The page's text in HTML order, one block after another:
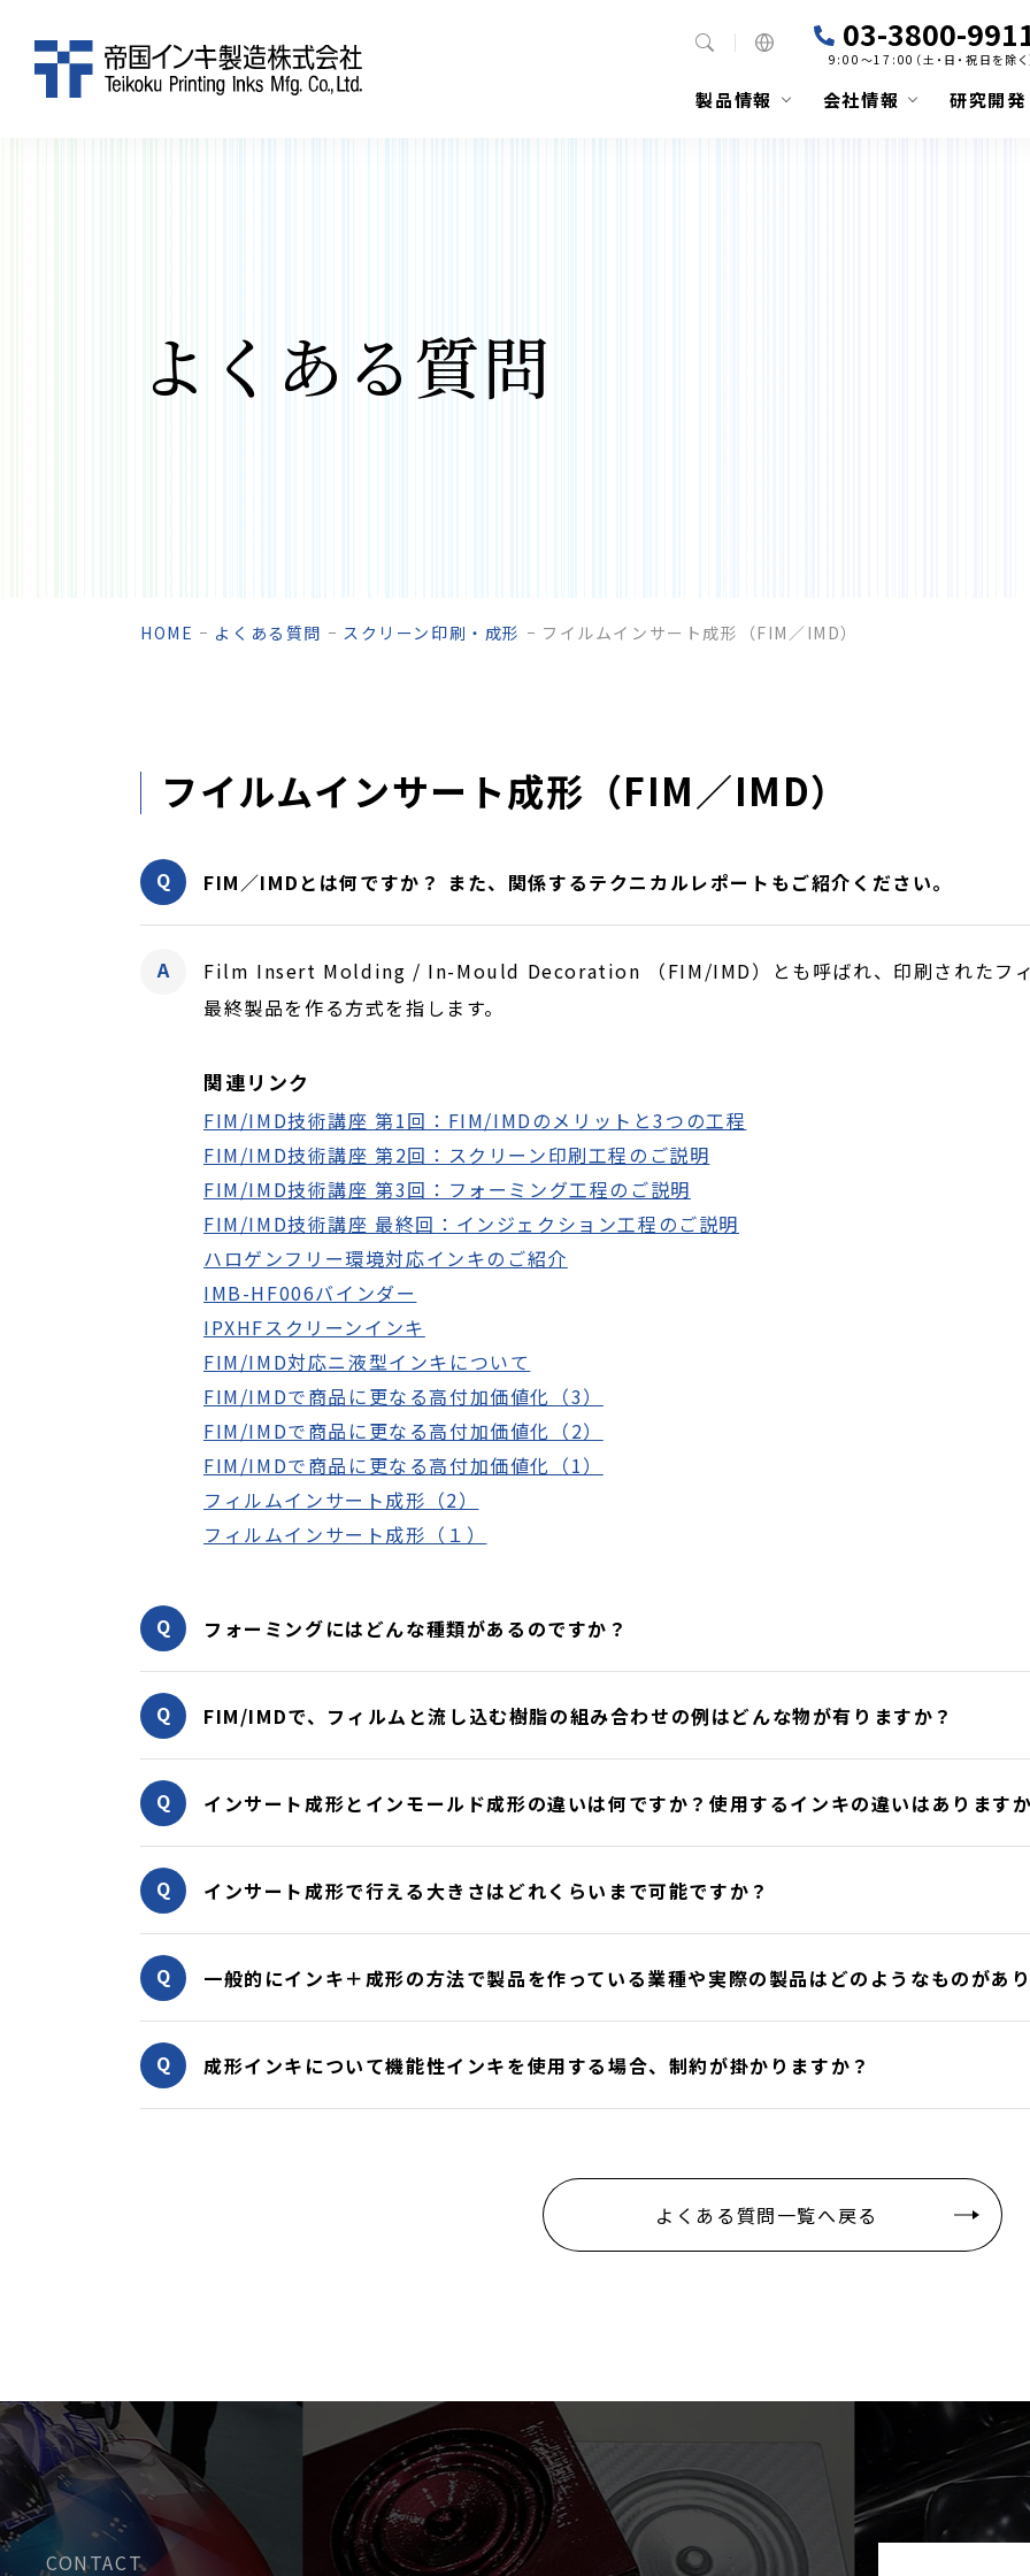
03-3800-
9:00～17:00（土・日・祝日を除く
製品情報 会社情報 研究開発
よくある質問
HOME よくある質問 スクリーン印刷・成形 フイルムインサート成形（FIM／IMD）
フイルムインサート成形（FIM／IMD）
FIM／IMDとは何ですか？ また、関係するテクニカルレポートもご紹介ください。
Film Insert Molding / In-Mould Decoration （FIM/IMD）とも呼ばれ、印刷されたフィ
最終製品を作る方式を指します。
関連リンク
FIM/IMD技術講座 第1回：FIM/IMDのメリットと3つの工程
FIM/IMD技術講座 第2回：スクリーン印刷工程のご説明
FIM/IMD技術講座 第3回：フォーミング工程のご説明
FIM/IMD技術講座 最終回：インジェクション工程のご説明
ハロゲンフリー環境対応インキのご紹介
IMB-HF006バインダー
IPXHFスクリーンインキ
FIM/IMD対応ニ液型インキについて
FIM/IMDで商品に更なる高付加価値化（3）
FIM/IMDで商品に更なる高付加価値化（2）
FIM/IMDで商品に更なる高付加価値化（1）
フィルムインサート成形（2）
フィルムインサート成形（１）
フォーミングにはどんな種類があるのですか？
FIM/IMDで、フィルムと流し込む樹脂の組み合わせの例はどんな物が有りますか？
インサート成形とインモールド成形の違いは何ですか？使用するインキの違いはあります
インサート成形で行える大きさはどれくらいまで可能ですか？
一般的にインキ＋成形の方法で製品を作っている業種や実際の製品はどのようなものがあ
成形インキについて機能性インキを使用する場合、制約が掛かりますか？
よくある質問一覧へ戻る
CONTACT